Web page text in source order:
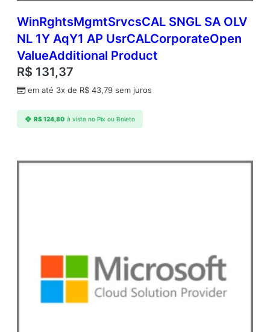
WinRghtsMgmtSrvcsCAL SNGL SA OLV
NL 1Y AqY1 AP UsrCALCorporateOpen
ValueAdditional Product
R$ 131,37
em até 3x de R$ 43,79 sem juros
R$124,80 à vista no Pix ou Boleto